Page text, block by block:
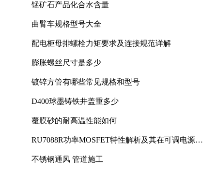
锰矿石产品化合水含量
曲臂车规格型号大全
配电柜母排螺栓力矩要求及连接规范详解
膨胀螺丝尺寸是多少
镀锌方管有哪些常见规格和型号
D400球墨铸铁井盖重多少
覆膜砂的耐高温性能如何
RU7088R功率MOSFET特性解析及其在可调电源设
不锈钢通风 管道施工